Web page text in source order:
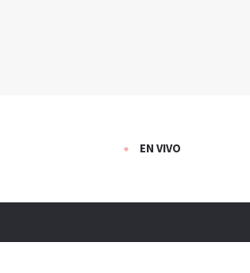
EN VIVO